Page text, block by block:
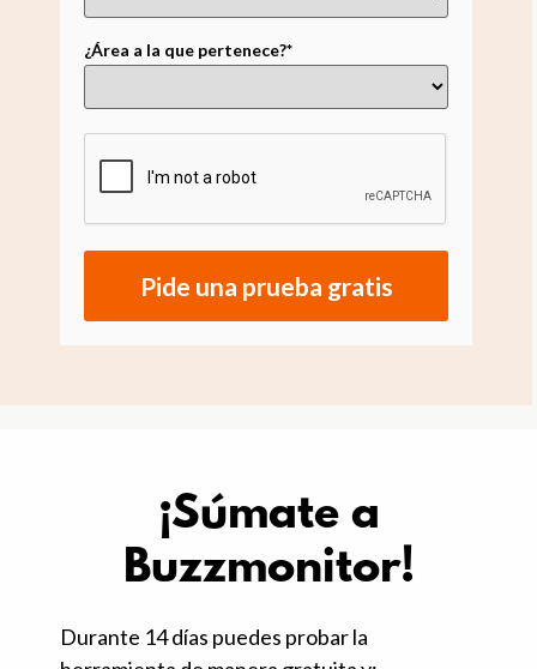
¿Área a la que pertenece?*
Pide una prueba gratis
¡Súmate a
Buzzmonitor!
Durante 14 días puedes probar la